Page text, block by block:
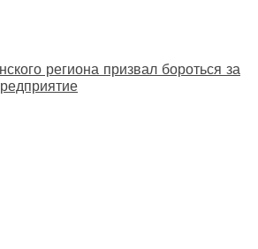
региона призвал бороться за